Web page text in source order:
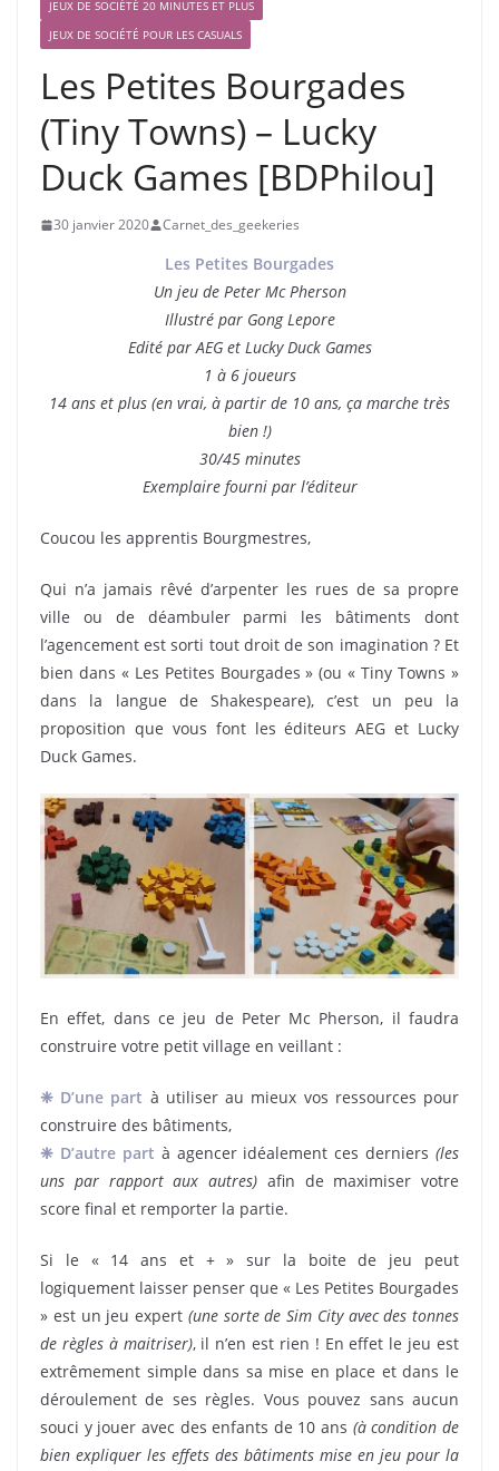
JEUX DE SOCIÉTÉ 20 MINUTES ET PLUS
JEUX DE SOCIÉTÉ POUR LES CASUALS
Les Petites Bourgades
(Tiny Towns) – Lucky
Duck Games [BDPhilou]
30 janvier 2020 Carnet_des_geekeries
Les Petites Bourgades
Un jeu de Peter Mc Pherson
Illustré par Gong Lepore
Edité par AEG et Lucky Duck Games
1 à 6 joueurs
14 ans et plus (en vrai, à partir de 10 ans, ça marche très
bien !)
30/45 minutes
Exemplaire fourni par l’éditeur
Coucou les apprentis Bourgmestres,
Qui n’a jamais rêvé d’arpenter les rues de sa propre
ville ou de déambuler parmi les bâtiments dont
l’agencement est sorti tout droit de son imagination ? Et
bien dans « Les Petites Bourgades » (ou « Tiny Towns »
dans la langue de Shakespeare), c’est un peu la
proposition que vous font les éditeurs AEG et Lucky
Duck Games.
En effet, dans ce jeu de Peter Mc Pherson, il faudra
construire votre petit village en veillant :
❈ D’une part à utiliser au mieux vos ressources pour
construire des bâtiments,
❈ D’autre part à agencer idéalement ces derniers (les
uns par rapport aux autres) afin de maximiser votre
score final et remporter la partie.
Si le « 14 ans et + » sur la boite de jeu peut
logiquement laisser penser que « Les Petites Bourgades
» est un jeu expert (une sorte de Sim City avec des tonnes
de règles à maitriser), il n’en est rien ! En effet le jeu est
extrêmement simple dans sa mise en place et dans le
déroulement de ses règles. Vous pouvez sans aucun
souci y jouer avec des enfants de 10 ans (à condition de
bien expliquer les effets des bâtiments mise en jeu pour la